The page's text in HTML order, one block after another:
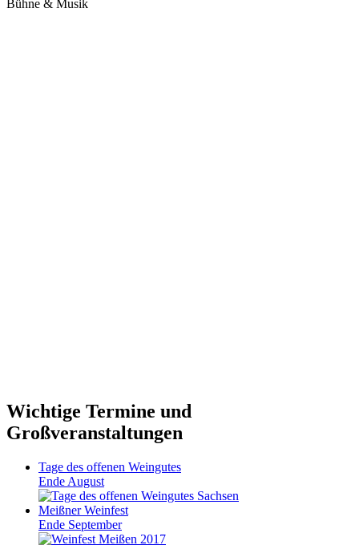
Bühne & Musik
Wichtige Termine und
Großveranstaltungen
Tage des offenen Weingutes
Ende August
Meißner Weinfest
Ende September